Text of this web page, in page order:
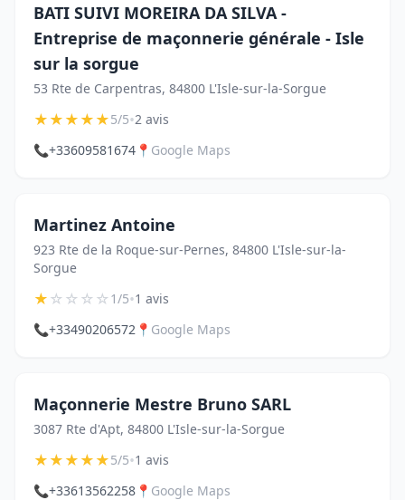
BATI SUIVI MOREIRA DA SILVA -
Entreprise de maçonnerie générale - Isle
sur la sorgue
53 Rte de Carpentras, 84800 L'Isle-sur-la-Sorgue
★★★★★5/5•2 avis
📞+33609581674 📍 Google Maps
Martinez Antoine
923 Rte de la Roque-sur-Pernes, 84800 L'Isle-sur-la-
Sorgue
★☆☆☆☆1/5•1 avis
📞+33490206572 📍 Google Maps
Maçonnerie Mestre Bruno SARL
3087 Rte d'Apt, 84800 L'Isle-sur-la-Sorgue
★★★★★5/5•1 avis
📞+33613562258 📍 Google Maps